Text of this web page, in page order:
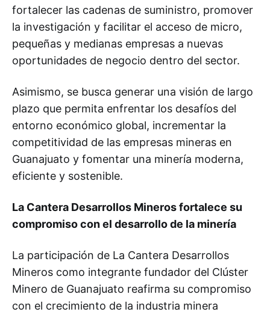
fortalecer las cadenas de suministro, promover
la investigación y facilitar el acceso de micro,
pequeñas y medianas empresas a nuevas
oportunidades de negocio dentro del sector.
Asimismo, se busca generar una visión de largo
plazo que permita enfrentar los desafíos del
entorno económico global, incrementar la
competitividad de las empresas mineras en
Guanajuato y fomentar una minería moderna,
eficiente y sostenible.
La Cantera Desarrollos Mineros fortalece su
compromiso con el desarrollo de la minería
La participación de La Cantera Desarrollos
Mineros como integrante fundador del Clúster
Minero de Guanajuato reafirma su compromiso
con el crecimiento de la industria minera